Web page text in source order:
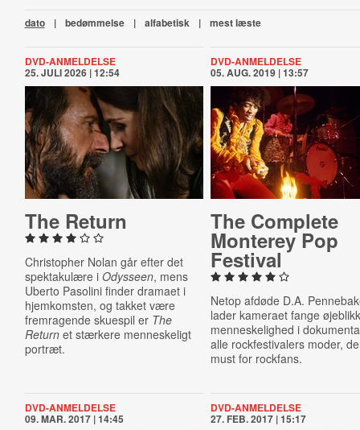
dato | bedømmelse | alfabetisk | mest læste
DVD-ANMELDELSE
25. JULI 2026 | 12:54
The Return
Christopher Nolan går efter det
spektakulære i Odysseen, mens
Uberto Pasolini finder dramaet i
hjemkomsten, og takket være
fremragende skuespil er The
Returnet stærkere menneskeligt
portræt.
DVD-ANMELDELSE
05. AUG. 2019 | 13:57
The Complete
Monterey Pop
Festival
Netop afdøde D.A.
lader kameraet fange
menneskelighed i
alle rockfestivalers moder,
must for rockfans.
DVD-ANMELDELSE
09. MAR. 2017 | 14:45
DVD-ANMELDELSE
27. FEB. 2017 | 15:17